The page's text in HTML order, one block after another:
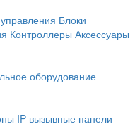
Блоки
Контроллеры Аксессуары
оборудование
IP-вызывные панели